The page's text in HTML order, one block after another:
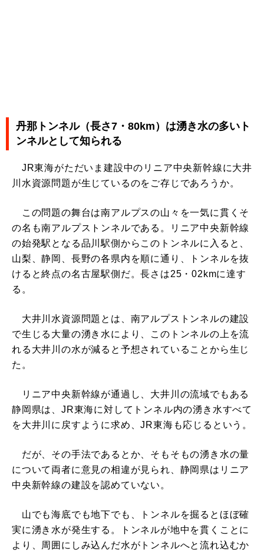
丹那トンネル（長さ7・80km）は湧き水の多いト
ンネルとして知られる
JR東海がただいま建設中のリニア中央新幹線に大井
川水資源問題が生じているのをご存じであろうか。
この問題の舞台は南アルプスの山々を一気に貫くそ
の名も南アルプストンネルである。リニア中央新幹線
の始発駅となる品川駅側からこのトンネルに入ると、
山梨、静岡、長野の各県内を順に通り、トンネルを抜
けると終点の名古屋駅側だ。長さは25・02kmに達す
る。
大井川水資源問題とは、南アルプストンネルの建設
で生じる大量の湧き水により、このトンネルの上を流
れる大井川の水が減ると予想されていることから生じ
た。
リニア中央新幹線が通過し、大井川の流域でもある
静岡県は、JR東海に対してトンネル内の湧き水すべて
を大井川に戻すように求め、JR東海も応じるという。
だが、その手法であるとか、そもそもの湧き水の量
について両者に意見の相違が見られ、静岡県はリニア
中央新幹線の建設を認めていない。
山でも海底でも地下でも、トンネルを掘るとほぼ確
実に湧き水が発生する。トンネルが地中を貫くことに
より、周囲にしみ込んだ水がトンネルへと流れ込むか